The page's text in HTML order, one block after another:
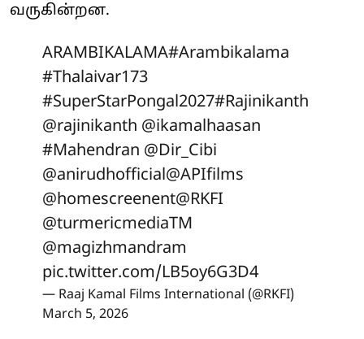
வருகின்றன.
ARAMBIKALAMA#Arambikalama
#Thalaivar173
#SuperStarPongal2027#Rajinikanth
@rajinikanth @ikamalhaasan
#Mahendran @Dir_Cibi
@anirudhofficial@APIfilms
@homescreenent@RKFI
@turmericmediaTM
@magizhmandram
pic.twitter.com/LB5oy6G3D4
— Raaj Kamal Films International (@RKFI)
March 5, 2026